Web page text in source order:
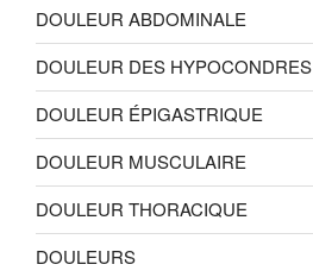
DOULEUR ABDOMINALE
DOULEUR DES HYPOCONDRES
DOULEUR ÉPIGASTRIQUE
DOULEUR MUSCULAIRE
DOULEUR THORACIQUE
DOULEURS